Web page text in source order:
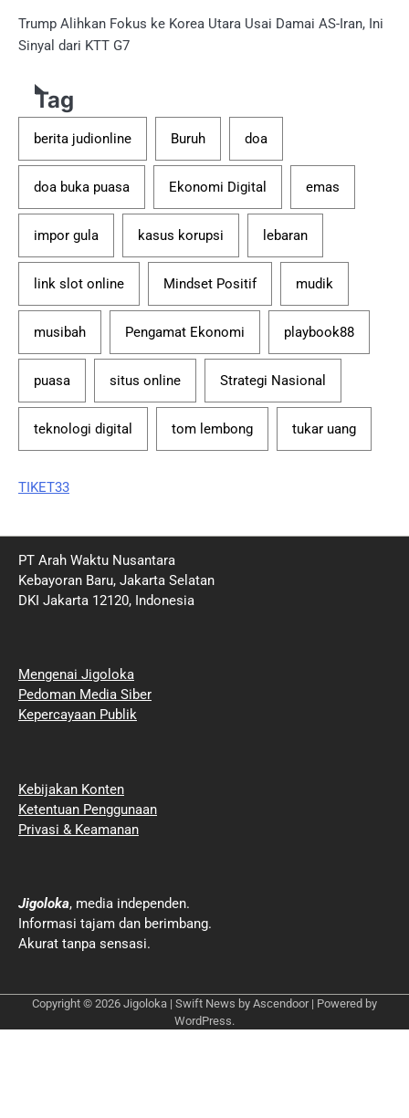
Trump Alihkan Fokus ke Korea Utara Usai Damai AS-Iran, Ini
Sinyal dari KTT G7
Tag
berita judionline Buruh doa
doa buka puasa Ekonomi Digital emas
impor gula kasus korupsi lebaran
link slot online Mindset Positif mudik
musibah Pengamat Ekonomi playbook88
puasa situs online Strategi Nasional
teknologi digital tom lembong tukar uang
TIKET33
PT Arah Waktu Nusantara
Kebayoran Baru, Jakarta Selatan
DKI Jakarta 12120, Indonesia
Mengenai Jigoloka
Pedoman Media Siber
Kepercayaan Publik
Kebijakan Konten
Ketentuan Penggunaan
Privasi & Keamanan
Jigoloka, media independen.
Informasi tajam dan berimbang.
Akurat tanpa sensasi.
Copyright © 2026 Jigoloka | Swift News by Ascendoor| Powered by
WordPress.